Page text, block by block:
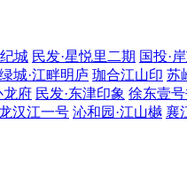
城 民发·星悦里二期 国投·
城·江畔明庐 珈合江山印 苏
龙府 民发·东津印象 徐东壹
汉江一号 沁和园·江山樾 襄